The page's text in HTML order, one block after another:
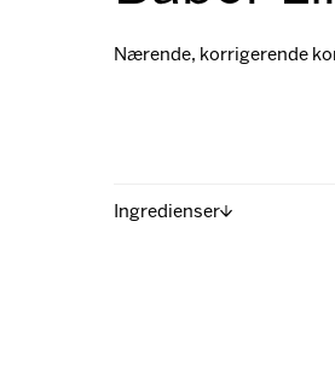
Nærende, korrigerende
Ingredienser